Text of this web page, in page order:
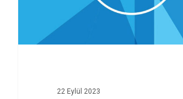
22 Eylül 2023